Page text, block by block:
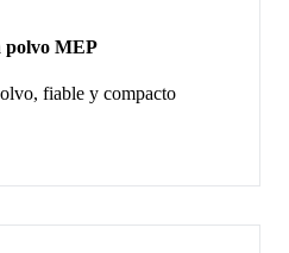
polvo MEP
fiable y compacto